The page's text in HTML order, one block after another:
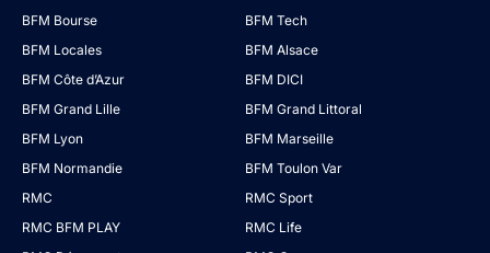
BFM Bourse
BFM Tech
BFM Locales
BFM Alsace
BFM Côte d’Azur
BFM DICI
BFM Grand Lille
BFM Grand Littoral
BFM Lyon
BFM Marseille
BFM Normandie
BFM Toulon Var
RMC
RMC Sport
RMC BFM PLAY
RMC Life